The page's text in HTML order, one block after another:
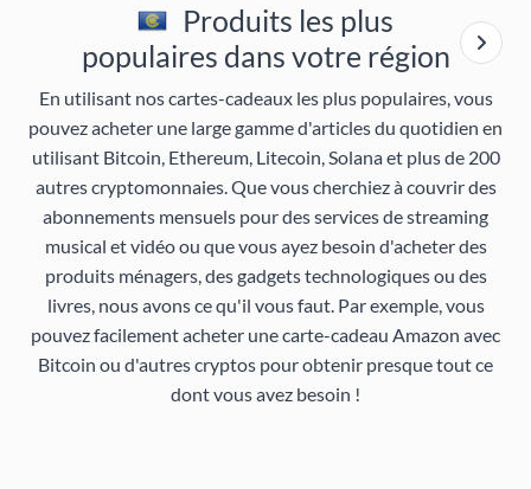
Produits les plus
populaires dans votre région
En utilisant nos cartes-cadeaux les plus populaires, vous
pouvez acheter une large gamme d'articles du quotidien en
utilisant Bitcoin, Ethereum, Litecoin, Solana et plus de 200
autres cryptomonnaies. Que vous cherchiez à couvrir des
abonnements mensuels pour des services de streaming
musical et vidéo ou que vous ayez besoin d'acheter des
produits ménagers, des gadgets technologiques ou des
livres, nous avons ce qu'il vous faut. Par exemple, vous
pouvez facilement acheter une carte-cadeau Amazon avec
Bitcoin ou d'autres cryptos pour obtenir presque tout ce
dont vous avez besoin !